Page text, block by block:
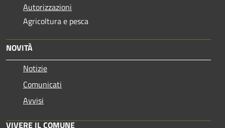
Autorizzazioni
Agricoltura e pesca
NOVITÀ
Notizie
Comunicati
Avvisi
VIVERE IL COMUNE